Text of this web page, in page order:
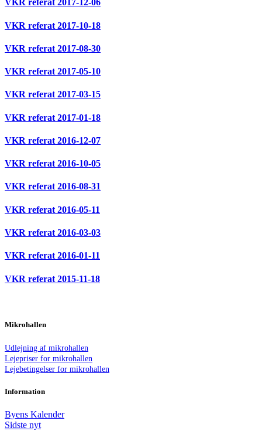
VKR referat 2017-12-06
VKR referat 2017-10-18
VKR referat 2017-08-30
VKR referat 2017-05-10
VKR referat 2017-03-15
VKR referat 2017-01-18
VKR referat 2016-12-07
VKR referat 2016-10-05
VKR referat 2016-08-31
VKR referat 2016-05-11
VKR referat 2016-03-03
VKR referat 2016-01-11
VKR referat 2015-11-18
Mikrohallen
Udlejning af mikrohallen
Lejepriser for mikrohallen
Lejebetingelser for mikrohallen
Information
Byens Kalender
Sidste nyt